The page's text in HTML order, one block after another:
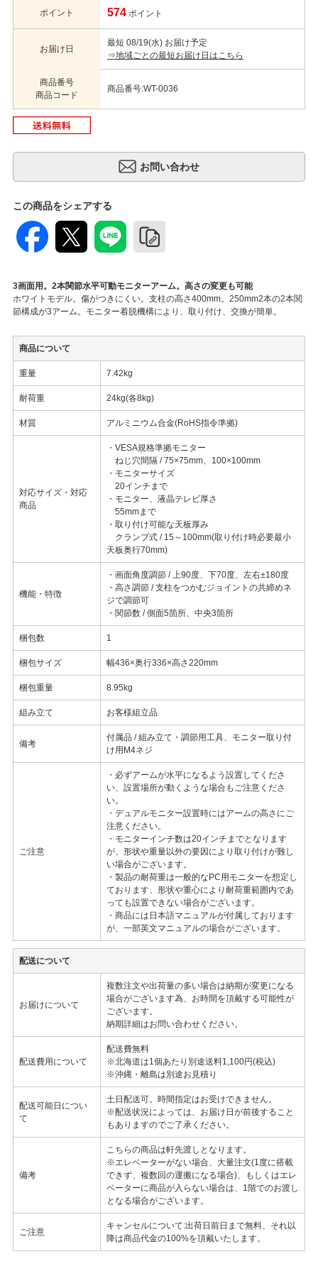
ポイント 574 ポイント
お届け日
最短 08/19(水) お届け予定
⇒地域ごとの最短お届け日はこちら
商品番号
商品コード
商品番号:WT-0036
この商品をシェアする
3画面用。2本関節水平可動モニターアーム。高さの変更も可能
ホワイトモデル。傷がつきにくい。支柱の高さ400mm。250mm2本の2本関
節構成が3アーム。モニター着脱機構により、取り付け、交換が簡単。
商品について
重量 7.42kg
耐荷重 24kg(各8kg)
材質 アルミニウム合金(RoHS指令準拠)
対応サイズ・対応
商品
・VESA規格準拠モニター
ねじ穴間隔 / 75×75mm、100×100mm
・モニターサイズ
20インチまで
・モニター、液晶テレビ厚さ
55mmまで
・取り付け可能な天板厚み
クランプ式 / 15～100mm(取り付け時必要最小
天板奥行70mm)
機能・特徴
・画面角度調節 / 上90度、下70度、左右±180度
・高さ調節 / 支柱をつかむジョイントの共締めネ
ジで調節可
・関節数 / 側面5箇所、中央3箇所
梱包数 1
梱包サイズ 幅436×奥行336×高さ220mm
梱包重量 8.95kg
組み立て お客様組立品
備考
付属品 / 組み立て・調節用工具、モニター取り付
け用M4ネジ
ご注意
・必ずアームが水平になるよう設置してくださ
い、設置場所が動くような場合もご注意くださ
い。
・デュアルモニター設置時にはアームの高さにご
注意ください。
・モニターインチ数は20インチまでとなります
が、形状や重量以外の要因により取り付けが難し
い場合がございます。
・製品の耐荷重は一般的なPC用モニターを想定し
ております、形状や重心により耐荷重範囲内であ
っても設置できない場合がございます。
・商品には日本語マニュアルが付属しております
が、一部英文マニュアルの場合がございます。
配送について
お届けについて
複数注文や出荷量の多い場合は納期が変更になる
場合がございます為、お時間を頂戴する可能性が
ございます。
納期詳細はお問い合わせください。
配送費用について
配送費無料
※北海道は1個あたり別途送料1,100円(税込)
※沖縄・離島は別途お見積り
配送可能日につい
て
土日配送可。時間指定はお受けできません。
※配送状況によっては、お届け日が前後すること
もありますのでご了承ください。
備考
こちらの商品は軒先渡しとなります。
※エレベーターがない場合、大量注文(1度に搭載
できず、複数回の運搬になる場合)、もしくはエレ
ベーターに商品が入らない場合は、1階でのお渡し
となる場合がございます。
ご注意
キャンセルについて:出荷日前日まで無料、それ以
降は商品代金の100%を頂戴いたします。